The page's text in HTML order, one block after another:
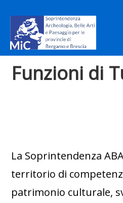
contenuto
Funzioni di
La Soprintendenza
territorio di
patrimonio culturale,